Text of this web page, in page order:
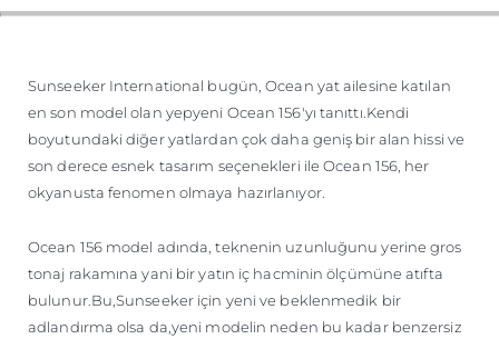
TEKNENIZIN PIYASA DEĞERINI
Sunseeker International bugün, Ocean yat ailesine katılan
en son model olan yepyeni Ocean 156'yı tanıttı.Kendi
boyutundaki diğer yatlardan çok daha geniş bir alan hissi ve
son derece esnek tasarım seçenekleri ile Ocean 156, her
okyanusta fenomen olmaya hazırlanıyor.
Ocean 156 model adında, teknenin uzunluğunu yerine gros
tonaj rakamına yani bir yatın iç hacminin ölçümüne atıfta
bulunur.Bu,Sunseeker için yeni ve beklenmedik bir
adlandırma olsa da,yeni modelin neden bu kadar benzersiz